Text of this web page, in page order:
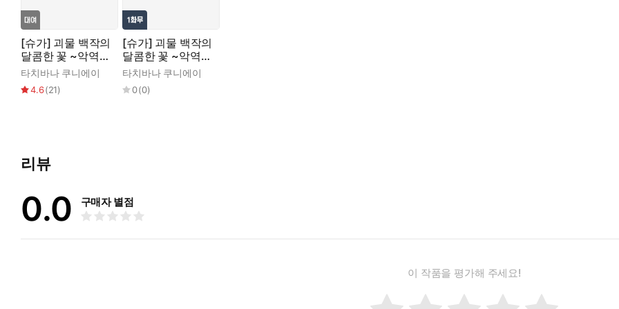
[슈가] 괴물 백작의
달콤한 꽃 ~악역
영애는 침대에서
흩날린다~
타치바나 쿠니에이
4.6(21)
[슈가] 괴물 백작의
달콤한 꽃 ~악역
영애는 침대에서
흩날린다~
타치바나 쿠니에이
0(0)
리뷰
0.0 구매자 별점
이 작품을 평가해 주세요!